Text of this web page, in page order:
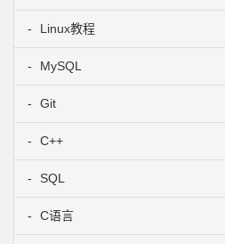
Linux教程
MySQL
Git
C++
SQL
C语言